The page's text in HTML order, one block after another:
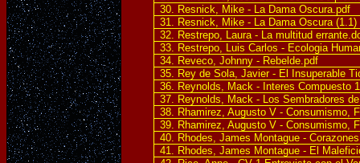
30. Resnick, Mike - La Dama Oscura.pdf
31. Resnick, Mike - La Dama Oscura
32. Restrepo, Laura - La multitud
33. Restrepo, Luis Carlos - Ecologia
34. Reveco, Johnny - Rebelde.pdf
35. Rey de Sola, Javier - El Insuperable
36. Reynolds, Mack - Interes Compuesto
37. Reynolds, Mack - Los Sembradores
38. Rhamirez, Augusto V - Consumismo,
39. Rhamirez, Augusto V - Consumismo,
40. Rhodes, James Montague -
41. Rhodes, James Montague - El